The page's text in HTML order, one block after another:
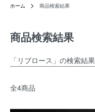
ホーム 商品検索結果
商品検索結果
「リブロース」の検索結果
全4商品